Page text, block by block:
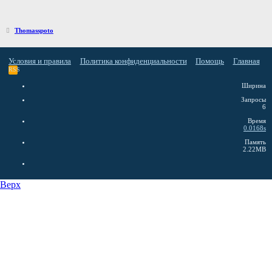
Thomasspoto
Условия и правила Политика конфиденциальности Помощь Главная
RSS
Ширина
Запросы
6
Время
0.0168s
Память
2.22MB
Верх